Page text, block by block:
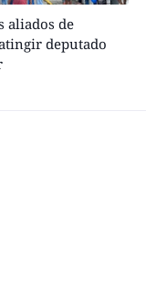
aliados de
deputado